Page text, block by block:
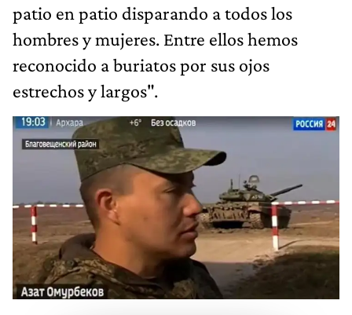
patio en patio disparando a todos los
hombres y mujeres. Entre ellos hemos
reconocido a buriatos por sus ojos
estrechos y largos".